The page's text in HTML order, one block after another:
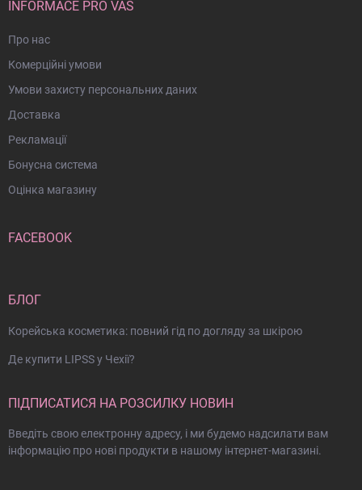
INFORMACE PRO VÁS
Про нас
Комерційні умови
Умови захисту персональних даних
Доставка
Рекламації
Бонусна система
Оцінка магазину
FACEBOOK
БЛОГ
Корейська косметика: повний гід по догляду за шкірою
Де купити LIPSS у Чехії?
ПІДПИСАТИСЯ НА РОЗСИЛКУ НОВИН
Введіть свою електронну адресу, і ми будемо надсилати вам
інформацію про нові продукти в нашому інтернет-магазині.